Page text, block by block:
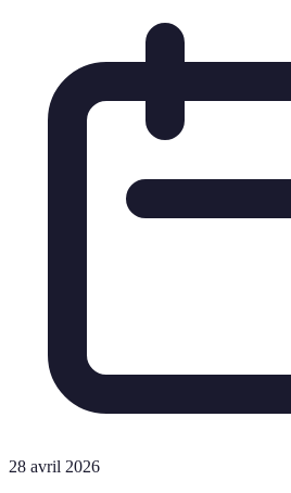
28 avril 2026